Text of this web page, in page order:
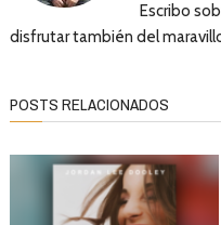
Escribo
disfrutar también del
POSTS RELACIONADOS